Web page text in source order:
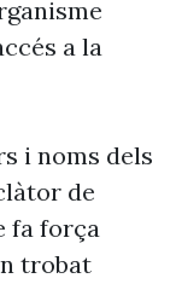
a la
i noms dels
de
fa força
trobat